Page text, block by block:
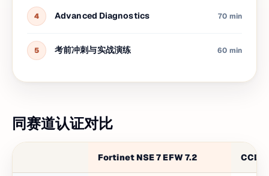
4 Advanced Diagnostics 70 min
5 考前冲刺与实战演练 60 min
同赛道认证对比
Fortinet NSE 7 EFW 7.2